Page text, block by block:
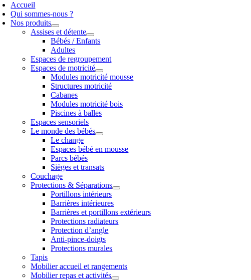
Accueil
Qui sommes-nous ?
Nos produits
Assises et détente
Bébés / Enfants
Adultes
Espaces de regroupement
Espaces de motricité
Modules motricité mousse
Structures motricité
Cabanes
Modules motricité bois
Piscines à balles
Espaces sensoriels
Le monde des bébés
Le change
Espaces bébé en mousse
Parcs bébés
Sièges et transats
Couchage
Protections & Séparations
Portillons intérieurs
Barrières intérieures
Barrières et portillons extérieurs
Protections radiateurs
Protection d’angle
Anti-pince-doigts
Protections murales
Tapis
Mobilier accueil et rangements
Mobilier repas et activités